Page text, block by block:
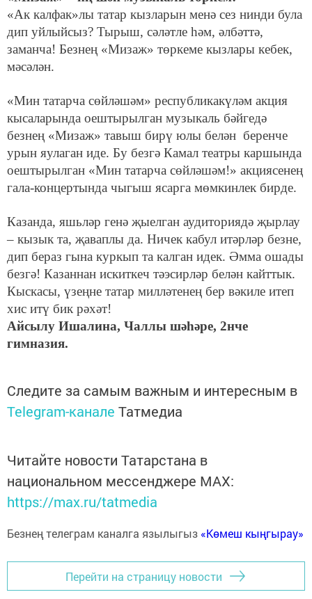
«Ак калфак»лы татар кызларын менә сез нинди була
дип уйлыйсыз? Тырыш, сәләтле һәм, әлбәттә,
заманча! Безнең «Мизаж» төркеме кызлары кебек,
мәсәлән.
«Мин татарча сөйләшәм» республикакүләм акция
кысаларында оештырылган музыкаль бәйгедә
безнең «Мизаж» тавыш бирү юлы белән беренче
урын яулаган иде. Бу безгә Камал театры каршында
оештырылган «Мин татарча сөйләшәм!» акциясенең
гала-концертында чыгыш ясарга мөмкинлек бирде.
Казанда, яшьләр генә җыелган аудиториядә җырлау
– кызык та, җаваплы да. Ничек кабул итәрләр безне,
дип бераз гына куркып та калган идек. Әмма ошады
безгә! Казаннан искиткеч тәэсирләр белән кайттык.
Кыскасы, үзеңне татар милләтенең бер вәкиле итеп
хис итү бик рәхәт!
Айсылу Ишалина, Чаллы шәһәре, 2нче
гимназия.
Следите за самым важным и интересным в
Telegram-канале Татмедиа
Читайте новости Татарстана в
национальном мессенджере MАХ:
https://max.ru/tatmedia
Безнең телеграм каналга язылыгыз «Көмеш кыңгырау»
Перейти на страницу новости